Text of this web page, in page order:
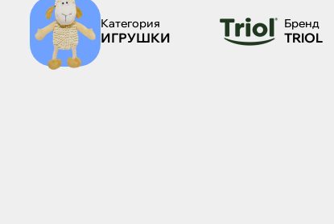
Категория
ИГРУШКИ
Бренд
TRIOL